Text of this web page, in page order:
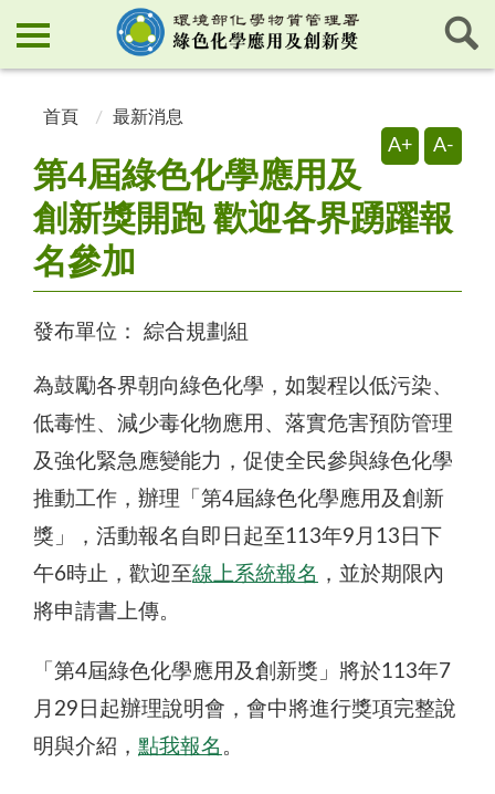
首頁 最新消息
A+ A-
第4屆綠色化學應用及
創新獎開跑 歡迎各界踴躍報
名參加
發布單位： 綜合規劃組
為鼓勵各界朝向綠色化學，如製程以低污染、
低毒性、減少毒化物應用、落實危害預防管理
及強化緊急應變能力，促使全民參與綠色化學
推動工作，辦理「第4屆綠色化學應用及創新
獎」，活動報名自即日起至113年9月13日下
午6時止，歡迎至線上系統報名 ，並於期限內
將申請書上傳。
「第4屆綠色化學應用及創新獎」將於113年7
月29日起辦理說明會，會中將進行獎項完整說
明與介紹， 點我報名 。